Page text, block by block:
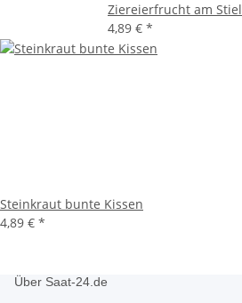
Ziereierfrucht am Stiel
4,89 € *
Steinkraut bunte Kissen
4,89 € *
Über Saat-24.de